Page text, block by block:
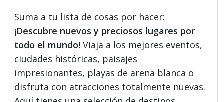
Suma a tu lista de cosas por hacer:
¡Descubre nuevos y preciosos lugares por
todo el mundo! Viaja a los mejores eventos,
ciudades históricas, paisajes
impresionantes, playas de arena blanca o
disfruta con atracciones totalmente nuevas.